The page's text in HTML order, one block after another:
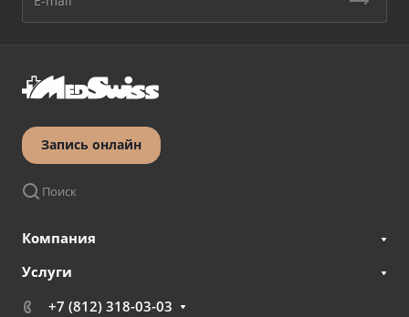
Запись онлайн
Поиск
Компания
Услуги
+7 (812) 318-03-03